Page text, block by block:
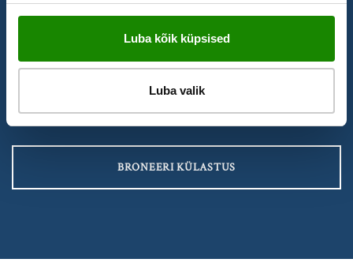
Luba kõik küpsised
Luba valik
Broneeri aeg Swedoori näidistesaali
külastamiseks
BRONEERI KÜLASTUS